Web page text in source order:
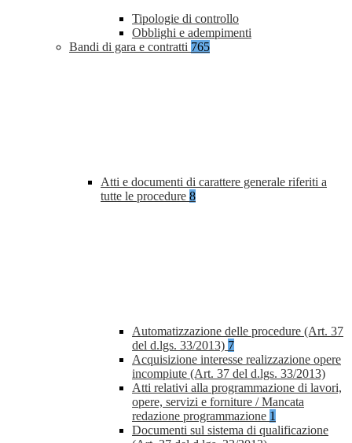
Tipologie di controllo
Obblighi e adempimenti
Bandi di gara e contratti 765
Atti e documenti di carattere generale riferiti a
tutte le procedure 8
Automatizzazione delle procedure (Art. 37
del d.lgs. 33/2013) 7
Acquisizione interesse realizzazione opere
incompiute (Art. 37 del d.lgs. 33/2013)
Atti relativi alla programmazione di lavori,
opere, servizi e forniture / Mancata
redazione programmazione 1
Documenti sul sistema di qualificazione